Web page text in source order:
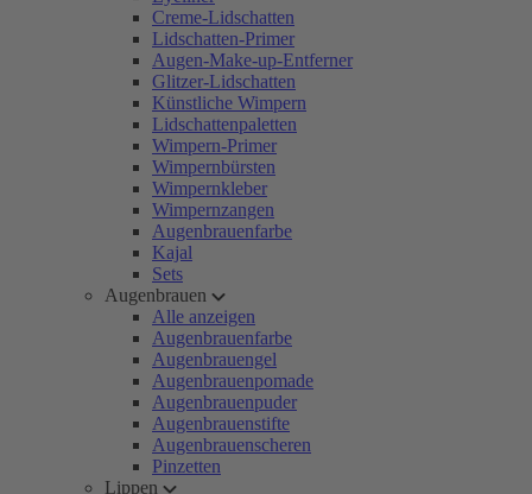
Creme-Lidschatten
Lidschatten-Primer
Augen-Make-up-Entferner
Glitzer-Lidschatten
Künstliche Wimpern
Lidschattenpaletten
Wimpern-Primer
Wimpernbürsten
Wimpernkleber
Wimpernzangen
Augenbrauenfarbe
Kajal
Sets
Augenbrauen
Alle anzeigen
Augenbrauenfarbe
Augenbrauengel
Augenbrauenpomade
Augenbrauenpuder
Augenbrauenstifte
Augenbrauenscheren
Pinzetten
Lippen